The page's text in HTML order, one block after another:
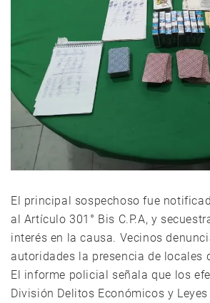
El principal sospechoso fue
al Artículo 301° Bis C.P.A, y
interés en la causa. Vecinos
autoridades la presencia de locales
El informe policial señala que los
División Delitos Económicos y Leyes